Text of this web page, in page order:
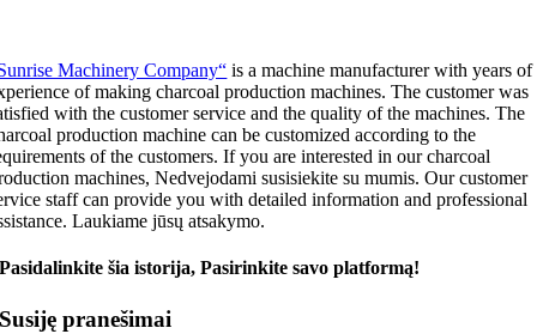
Machinery Company“ is a machine manufacturer with years of
of making charcoal production machines.The customer was
with the customer service and the quality of the machines.The
production machine can be customized according to the
of the customers.If you are interested in our charcoal
machines, Nedvejodami susisiekite su mumis.Our customer
staff can provide you with detailed information and professional
. Laukiame jūsų atsakymo.
Pasidalinkite šia istorija, Pasirinkite savo platformą!
Susiję pranešimai